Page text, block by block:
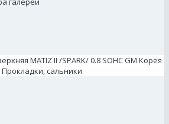
MATIZ II /SPARK/ 0.8 SOHC GM Корея
Прокладки, сальники